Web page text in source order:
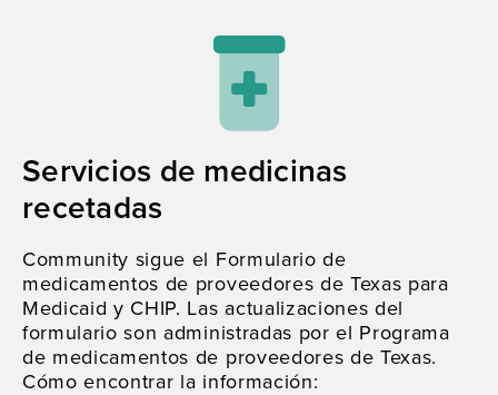
Servicios de medicinas
recetadas
Community sigue el Formulario de
medicamentos de proveedores de Texas para
Medicaid y CHIP. Las actualizaciones del
formulario son administradas por el Programa
de medicamentos de proveedores de Texas.
Cómo encontrar la información: